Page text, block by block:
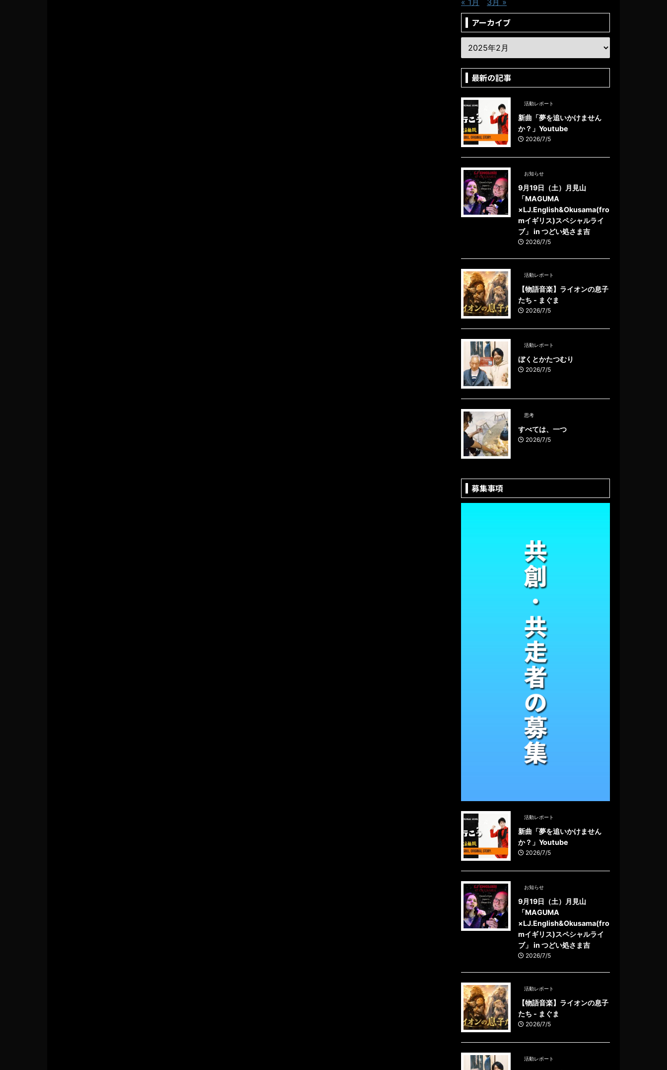
アーカイブ
最新の記事
活動レポート
新曲「夢を追いかけません
か？」Youtube
2026/7/5
お知らせ
9月19日（土）月見山
「MAGUMA
×LJ.English&Okusama(fro
mイギリス)スペシャルライ
ブ」 in つどい処さま吉
2026/7/5
活動レポート
【物語音楽】ライオンの息子
たち - まぐま
2026/7/5
活動レポート
ぼくとかたつむり
2026/7/5
思考
すべては、一つ
2026/7/5
募集事項
活動レポート
新曲「夢を追いかけません
か？」Youtube
2026/7/5
お知らせ
9月19日（土）月見山
「MAGUMA
×LJ.English&Okusama(fro
mイギリス)スペシャルライ
ブ」 in つどい処さま吉
2026/7/5
活動レポート
【物語音楽】ライオンの息子
たち - まぐま
2026/7/5
活動レポート